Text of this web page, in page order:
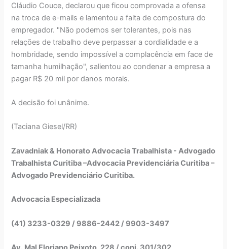
Cláudio Couce, declarou que ficou comprovada a ofensa
na troca de e-mails e lamentou a falta de compostura do
empregador. "Não podemos ser tolerantes, pois nas
relações de trabalho deve perpassar a cordialidade e a
hombridade, sendo impossível a complacência em face de
tamanha humilhação", salientou ao condenar a empresa a
pagar R$ 20 mil por danos morais.
A decisão foi unânime.
(Taciana Giesel/RR)
Zavadniak & Honorato Advocacia Trabalhista - Advogado
Trabalhista Curitiba –Advocacia Previdenciária Curitiba –
Advogado Previdenciário Curitiba.
Advocacia Especializada
(41) 3233-0329 / 9886-2442 / 9903-3497